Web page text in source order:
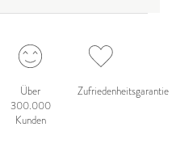
Über
300.000
Kunden
Zufriedenheitsgarantie